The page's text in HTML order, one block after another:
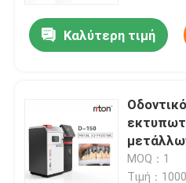
Προϊόντα
Σχετικά με εμάς
Καλύτερη τιμή
DMLS
MOQ：1
Τιμή：